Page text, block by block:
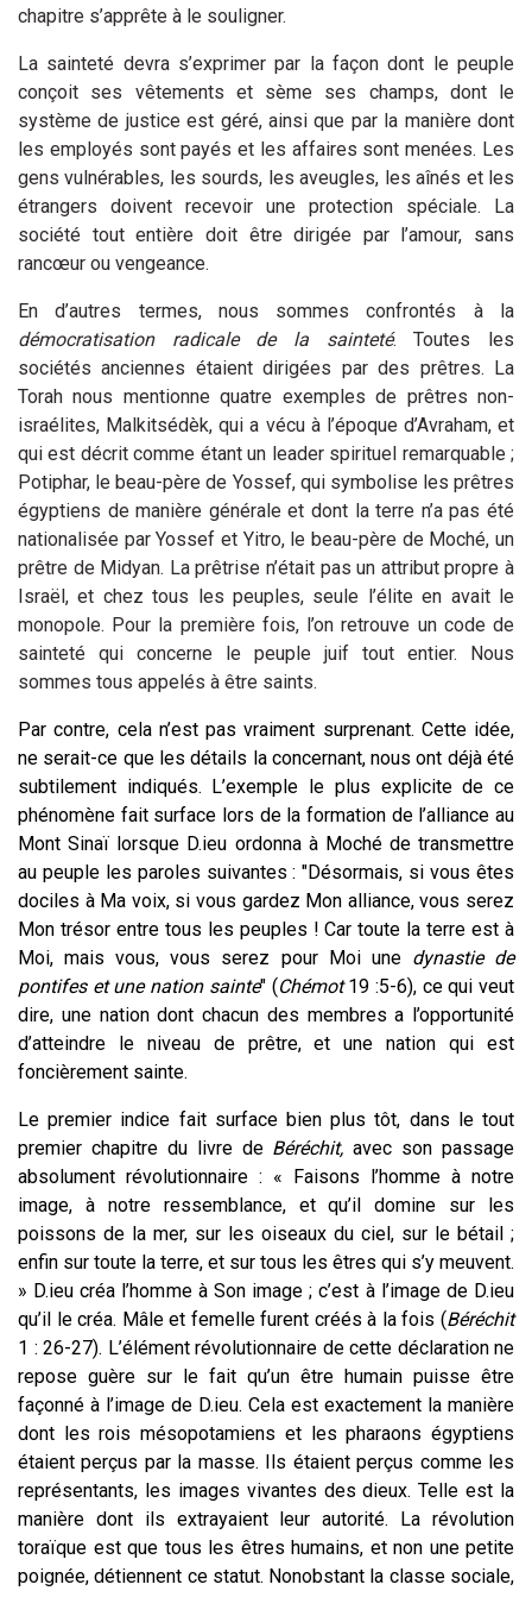
chapitre s’apprête à le souligner.
La sainteté devra s’exprimer par la façon dont le peuple
conçoit ses vêtements et sème ses champs, dont le
système de justice est géré, ainsi que par la manière dont
les employés sont payés et les affaires sont menées. Les
gens vulnérables, les sourds, les aveugles, les aînés et les
étrangers doivent recevoir une protection spéciale. La
société tout entière doit être dirigée par l’amour, sans
rancœur ou vengeance.
En d’autres termes, nous sommes confrontés à la
démocratisation radicale de la sainteté. Toutes les
sociétés anciennes étaient dirigées par des prêtres. La
Torah nous mentionne quatre exemples de prêtres non-
israélites, Malkitsédèk, qui a vécu à l’époque d’Avraham, et
qui est décrit comme étant un leader spirituel remarquable ;
Potiphar, le beau-père de Yossef, qui symbolise les prêtres
égyptiens de manière générale et dont la terre n’a pas été
nationalisée par Yossef et Yitro, le beau-père de Moché, un
prêtre de Midyan. La prêtrise n’était pas un attribut propre à
Israël, et chez tous les peuples, seule l’élite en avait le
monopole. Pour la première fois, l’on retrouve un code de
sainteté qui concerne le peuple juif tout entier. Nous
sommes tous appelés à être saints.
Par contre, cela n’est pas vraiment surprenant. Cette idée,
ne serait-ce que les détails la concernant, nous ont déjà été
subtilement indiqués. L’exemple le plus explicite de ce
phénomène fait surface lors de la formation de l’alliance au
Mont Sinaï lorsque D.ieu ordonna à Moché de transmettre
au peuple les paroles suivantes : "Désormais, si vous êtes
dociles à Ma voix, si vous gardez Mon alliance, vous serez
Mon trésor entre tous les peuples ! Car toute la terre est à
Moi, mais vous, vous serez pour Moi une dynastie de
pontifes et une nation sainte"(Chémot19 :5-6), ce qui veut
dire, une nation dont chacun des membres a l’opportunité
d’atteindre le niveau de prêtre, et une nation qui est
foncièrement sainte.
Le premier indice fait surface bien plus tôt, dans le tout
premier chapitre du livre de Béréchit, avec son passage
absolument révolutionnaire : « Faisons l’homme à notre
image, à notre ressemblance, et qu’il domine sur les
poissons de la mer, sur les oiseaux du ciel, sur le bétail ;
enfin sur toute la terre, et sur tous les êtres qui s’y meuvent.
» D.ieu créa l’homme à Son image ; c’est à l’image de D.ieu
qu’il le créa. Mâle et femelle furent créés à la fois (Béréchit
1 : 26-27). L’élément révolutionnaire de cette déclaration ne
repose guère sur le fait qu’un être humain puisse être
façonné à l’image de D.ieu. Cela est exactement la manière
dont les rois mésopotamiens et les pharaons égyptiens
étaient perçus par la masse. Ils étaient perçus comme les
représentants, les images vivantes des dieux. Telle est la
manière dont ils extrayaient leur autorité. La révolution
toraïque est que tous les êtres humains, et non une petite
poignée, détiennent ce statut. Nonobstant la classe sociale,